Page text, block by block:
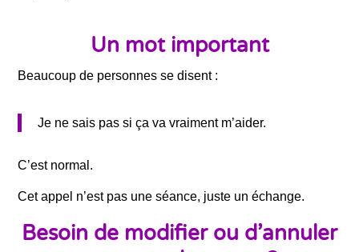
Un mot important
Beaucoup de personnes se disent :
Je ne sais pas si ça va vraiment m’aider.
C’est normal.
Cet appel n’est pas une séance, juste un échange.
Besoin de modifier ou d’annuler